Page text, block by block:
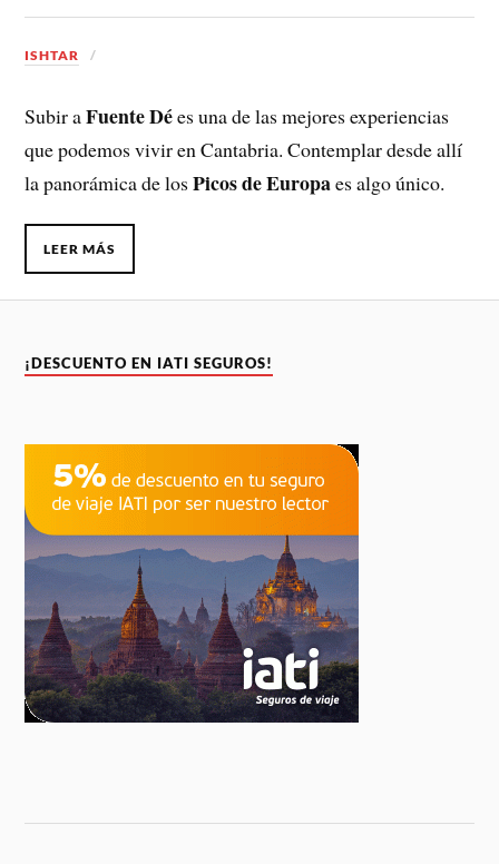
ISHTAR
Subir aFuente Dées una de las mejores experiencias
que podemos vivir en Cantabria. Contemplar desde allí
la panorámica de losPicos de Europaes algo único.
LEER MÁS
¡DESCUENTO EN IATI SEGUROS!